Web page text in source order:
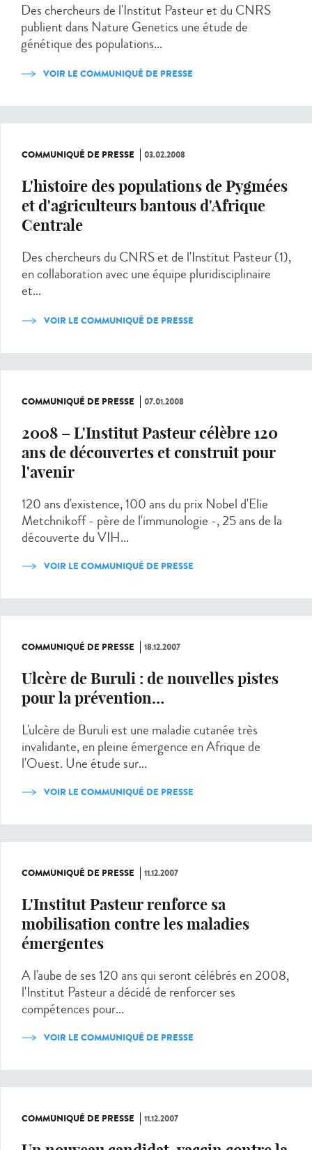
Des chercheurs de l'Institut Pasteur et du CNRS
publient dans Nature Genetics une étude de
génétique des populations...
VOIR LE COMMUNIQUÉ DE PRESSE
COMMUNIQUÉ DE PRESSE 03.02.2008
L'histoire des populations de Pygmées
et d'agriculteurs bantous d'Afrique
Centrale
Des chercheurs du CNRS et de l'Institut Pasteur (1),
en collaboration avec une équipe pluridisciplinaire
et...
VOIR LE COMMUNIQUÉ DE PRESSE
COMMUNIQUÉ DE PRESSE 07.01.2008
2008 – L'Institut Pasteur célèbre 120
ans de découvertes et construit pour
l'avenir
120 ans d'existence, 100 ans du prix Nobel d'Elie
Metchnikoff - père de l'immunologie -, 25 ans de la
découverte du VIH...
VOIR LE COMMUNIQUÉ DE PRESSE
COMMUNIQUÉ DE PRESSE 18.12.2007
Ulcère de Buruli : de nouvelles pistes
pour la prévention…
L'ulcère de Buruli est une maladie cutanée très
invalidante, en pleine émergence en Afrique de
l'Ouest. Une étude sur...
VOIR LE COMMUNIQUÉ DE PRESSE
COMMUNIQUÉ DE PRESSE 11.12.2007
L'Institut Pasteur renforce sa
mobilisation contre les maladies
émergentes
A l'aube de ses 120 ans qui seront célébrés en 2008,
l'Institut Pasteur a décidé de renforcer ses
compétences pour...
VOIR LE COMMUNIQUÉ DE PRESSE
COMMUNIQUÉ DE PRESSE 11.12.2007